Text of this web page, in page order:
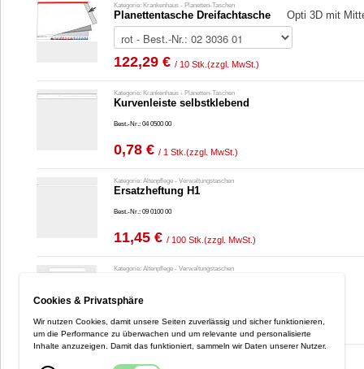
Kategorie: Krankenhaus - Planetten-Taschen
Planettentasche Dreifachtasche Opti 3D mit
122,29 € / 10 Stk. (zzgl. MwSt.)
Kategorie: Krankenhaus - Planetten-Taschen
Kurvenleiste selbstklebend
Best.-Nr.: 04 0500 00
0,78 € / 1 Stk. (zzgl. MwSt.)
Kategorie: Altenpflege - Verwaltungstaschen
Ersatzheftung H1
Best.-Nr.: 09 0100 00
11,45 € / 100 Stk. (zzgl. MwSt.)
Kategorie: Altenpflege - Verwaltungstaschen
Best.-Nr.: 09 0102 00
15,67 € / 100 Stk.(zzgl. MwSt.)
Cookies & Privatsphäre
Wir nutzen Cookies, damit unsere Seiten zuverlässig und sicher funktionieren,
um die Performance zu überwachen und um relevante und personalisierte
Inhalte anzuzeigen. Damit das funktioniert, sammeln wir Daten unserer Nutzer.